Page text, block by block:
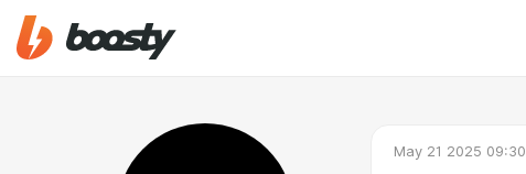
May 21 2025 09:30